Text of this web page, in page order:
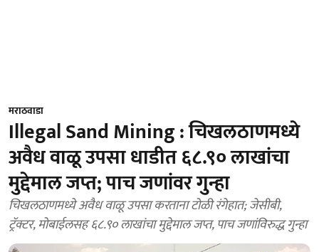
मराठवाडा
Illegal Sand Mining : चिखलठाणमध्ये
अवैध वाळू उपसा धाडीत ६८.९० लाखांचा
मुद्देमाल जप्त; पाच जणांवर गुन्हा
चिखलठाणमध्ये अवैध वाळू उपसा करताना टोळी रंगेहात; जेसीबी,
ट्रॅक्टर, मोबाईलसह ६८.९० लाखांचा मुद्देमाल जप्त, पाच जणांविरुद्ध गुन्हा